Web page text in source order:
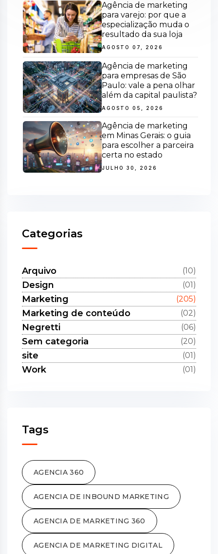
Agência de marketing
para varejo: por que a
especialização muda o
resultado da sua loja
AGOSTO 07, 2026
Agência de marketing
para empresas de São
Paulo: vale a pena olhar
além da capital paulista?
AGOSTO 05, 2026
Agência de marketing
em Minas Gerais: o guia
para escolher a parceira
certa no estado
JULHO 30, 2026
Categorias
Arquivo (10)
Design (01)
Marketing (205)
Marketing de conteúdo (02)
Negretti (06)
Sem categoria (20)
site (01)
Work (01)
Tags
AGENCIA 360
AGENCIA DE INBOUND MARKETING
AGENCIA DE MARKETING 360
AGENCIA DE MARKETING DIGITAL